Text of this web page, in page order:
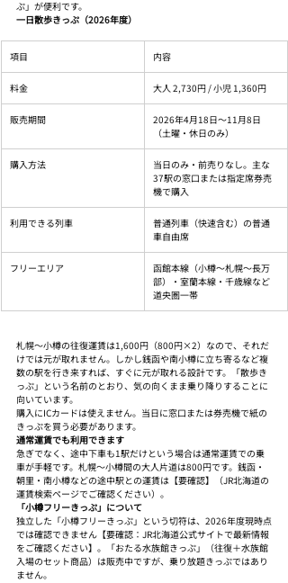
ぷ」が便利です。
一日散歩きっぷ（2026年度）
項目 内容
料金 大人 2,730円 / 小児 1,360円
販売期間
2026年4月18日〜11月8日
（土曜・休日のみ）
購入方法
当日のみ・前売りなし。主な
37駅の窓口または指定席券売
機で購入
利用できる列車
普通列車（快速含む）の普通
車自由席
フリーエリア
函館本線（小樽〜札幌〜長万
部）・室蘭本線・千歳線など
道央圏一帯
札幌〜小樽の往復運賃は1,600円（800円×2）なので、それだ
けでは元が取れません。しかし銭函や南小樽に立ち寄るなど複
数の駅を行き来すれば、すぐに元が取れる設計です。「散歩き
っぷ」という名前のとおり、気の向くまま乗り降りすることに
向いています。
購入にICカードは使えません。当日に窓口または券売機で紙の
きっぷを買う必要があります。
通常運賃でも利用できます
急ぎでなく、途中下車も1駅だけという場合は通常運賃での乗
車が手軽です。札幌〜小樽間の大人片道は800円です。銭函・
朝里・南小樽などの途中駅との運賃は【要確認】（JR北海道の
運賃検索ページでご確認ください）。
「小樽フリーきっぷ」について
独立した「小樽フリーきっぷ」という切符は、2026年度現時点
では確認できません【要確認：JR北海道公式サイトで最新情報
をご確認ください】。「おたる水族館きっぷ」（往復＋水族館
入場のセット商品）は販売中ですが、乗り放題きっぷではあり
ません。